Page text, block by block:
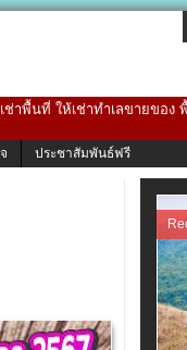
าพื้นที่ ให้เช่าทำเลขายขอ
ประชาสัมพันธ์ฟรี